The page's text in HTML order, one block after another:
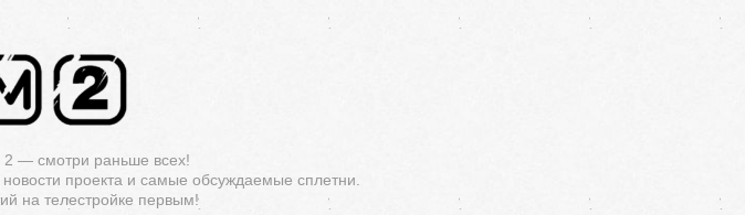
— смотри раньше всех!
проекта и самые обсуждаемые сплетни.
на телестройке первым!